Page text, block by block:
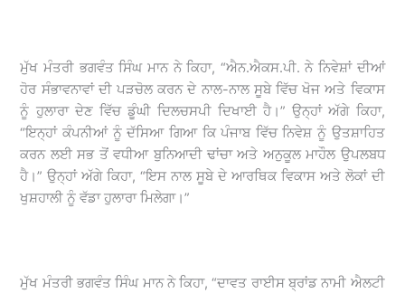
ਮੁੱਖ ਮੰਤਰੀ ਭਗਵੰਤ ਸਿੰਘ ਮਾਨ ਨੇ ਕਿਹਾ, “ਐਨ.ਐਕਸ.ਪੀ. ਨੇ ਨਿਵੇਸ਼ਾਂ ਦੀਆਂ
ਹੋਰ ਸੰਭਾਵਨਾਵਾਂ ਦੀ ਪੜਚੋਲ ਕਰਨ ਦੇ ਨਾਲ-ਨਾਲ ਸੂਬੇ ਵਿੱਚ ਖੋਜ ਅਤੇ ਵਿਕਾਸ
ਨੂੰ ਹੁਲਾਰਾ ਦੇਣ ਵਿੱਚ ਡੂੰਘੀ ਦਿਲਚਸਪੀ ਦਿਖਾਈ ਹੈ।” ਉਨ੍ਹਾਂ ਅੱਗੇ ਕਿਹਾ,
“ਇਨ੍ਹਾਂ ਕੰਪਨੀਆਂ ਨੂੰ ਦੱਸਿਆ ਗਿਆ ਕਿ ਪੰਜਾਬ ਵਿੱਚ ਨਿਵੇਸ਼ ਨੂੰ ਉਤਸ਼ਾਹਿਤ
ਕਰਨ ਲਈ ਸਭ ਤੋਂ ਵਧੀਆ ਬੁਨਿਆਦੀ ਢਾਂਚਾ ਅਤੇ ਅਨੁਕੂਲ ਮਾਹੌਲ ਉਪਲਬਧ
ਹੈ।” ਉਨ੍ਹਾਂ ਅੱਗੇ ਕਿਹਾ, “ਇਸ ਨਾਲ ਸੂਬੇ ਦੇ ਆਰਥਿਕ ਵਿਕਾਸ ਅਤੇ ਲੋਕਾਂ ਦੀ
ਖੁਸ਼ਹਾਲੀ ਨੂੰ ਵੱਡਾ ਹੁਲਾਰਾ ਮਿਲੇਗਾ।”
ਮੁੱਖ ਮੰਤਰੀ ਭਗਵੰਤ ਸਿੰਘ ਮਾਨ ਨੇ ਕਿਹਾ, “ਦਾਵਤ ਰਾਈਸ ਬ੍ਰਾਂਡ ਨਾਮੀ ਐਲਟੀ